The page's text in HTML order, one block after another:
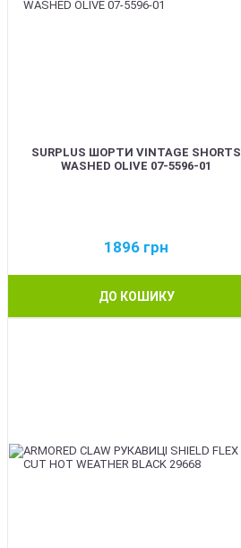
SURPLUS ШОРТИ VINTAGE SHORTS
WASHED OLIVE 07-5596-01
1896 грн
ДО КОШИКУ